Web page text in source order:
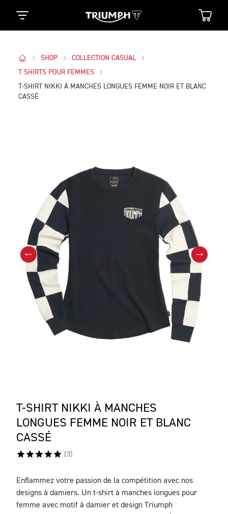
SHOP
COLLECTION CASUAL
T SHIRTS POUR FEMMES
T-SHIRT NIKKI À MANCHES LONGUES FEMME NOIR ET BLANC
CASSÉ
T-SHIRT NIKKI À MANCHES
LONGUES FEMME NOIR ET BLANC
CASSÉ
(3)
DESCRIPTION
Enflammez votre passion de la compétition avec nos
designs à damiers. Un t-shirt à manches longues pour
femme avec motif à damier et design Triumph